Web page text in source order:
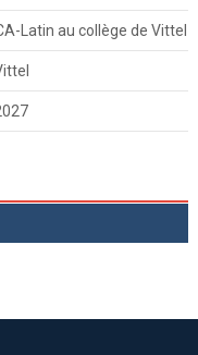
Latin au collège de Vittel